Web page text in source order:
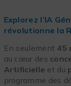
Explorez l’IA
révolutionne la
En seulement 45
au cœur des
Artificielle et du
programme des